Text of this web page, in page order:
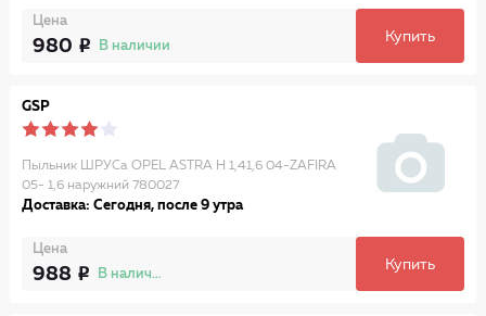
Цена
980 В наличии
Купить
GSP
Пыльник ШРУСа OPEL ASTRA H 1,41,6 04-ZAFIRA
05- 1,6 наружний 780027
Доставка: Сегодня, после 9 утра
Цена
988 В наличии
Купить